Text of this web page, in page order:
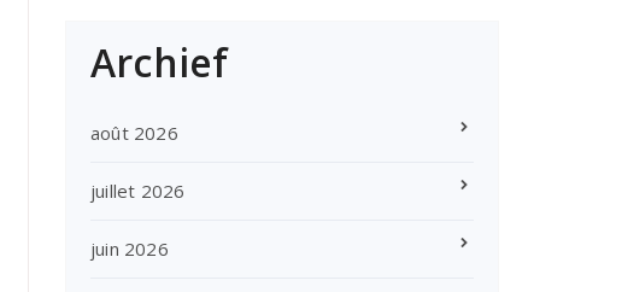
Archief
août 2026
juillet 2026
juin 2026